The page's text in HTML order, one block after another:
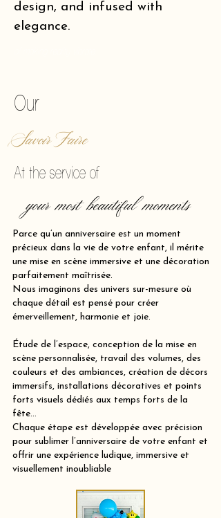
design, and infused with
elegance.
Our
Savoir Faire
At the service of
your most beautiful moments
Parce qu’un anniversaire est un moment
précieux dans la vie de votre enfant, il mérite
une mise en scène immersive et une décoration
parfaitement maîtrisée.
Nous imaginons des univers sur-mesure où
chaque détail est pensé pour créer
émerveillement, harmonie et joie.
Étude de l’espace, conception de la mise en
scène personnalisée, travail des volumes, des
couleurs et des ambiances, création de décors
immersifs, installations décoratives et points
forts visuels dédiés aux temps forts de la
fête…
Chaque étape est développée avec précision
pour sublimer l’anniversaire de votre enfant et
offrir une expérience ludique, immersive et
visuellement inoubliable